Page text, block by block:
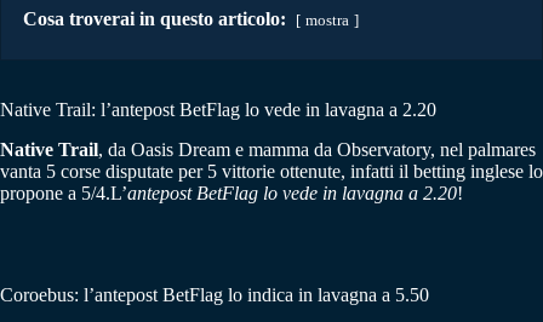
Cosa troverai in questo articolo: mostra
Native Trail: l’antepost BetFlag lo vede in lavagna a 2.20
Native Trail, da Oasis Dream e mamma da Observatory, nel palmares
vanta 5 corse disputate per 5 vittorie ottenute, infatti il betting inglese lo
propone a 5/4.L’antepost BetFlag lo vede in lavagna a 2.20!
Coroebus: l’antepost BetFlag lo indica in lavagna a 5.50